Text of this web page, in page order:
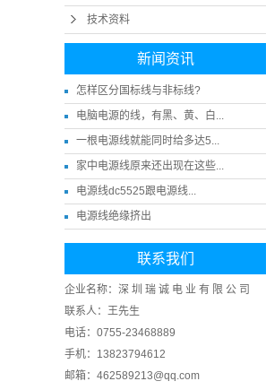
技术资料
新闻资讯
怎样区分国标线与非标线?
电脑电源的线，有黑、黄、白...
一根电源线就能同时给多达5...
家中电源线原来还出现在这些...
电源线dc5525跟电源线...
电源线绝缘挤出
联系我们
企业名称：深 圳 瑞 诚 电 业 有 限 公 司
联系人：王先生
电话：0755-23468889
手机：13823794612
邮箱：462589213@qq.com